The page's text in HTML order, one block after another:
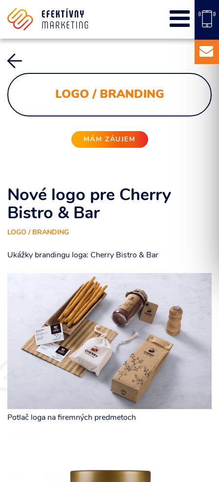
LOGO / BRANDING
MÁM ZÁUJEM
Nové logo pre Cherry
Bistro & Bar
LOGO / BRANDING
Ukážky brandingu loga: Cherry Bistro & Bar
Potlač loga na firemných predmetoch
PPC kampane
Správa sociálnych sietí
Content Marketing
Balíky služieb
Marketingový základ
Externý marketingový manažér pre vašu firmu
ODOSLAŤ